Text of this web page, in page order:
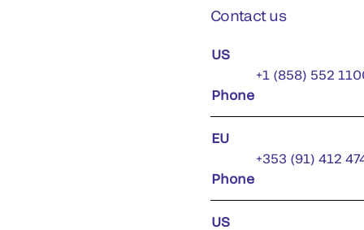
Contact us
US
Phone
+1 (858) 552
EU
Phone
+353 (91) 412
US